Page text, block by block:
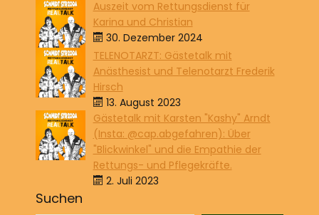
Auszeit vom Rettungsdienst für
Karina und Christian
30. Dezember 2024
TELENOTARZT: Gästetalk mit
Anästhesist und Telenotarzt Frederik
Hirsch
13. August 2023
Gästetalk mit Karsten "Kashy" Arndt
(Insta: @cap.abgefahren): Über
"Blickwinkel" und die Empathie der
Rettungs- und Pflegekräfte.
2. Juli 2023
Suchen